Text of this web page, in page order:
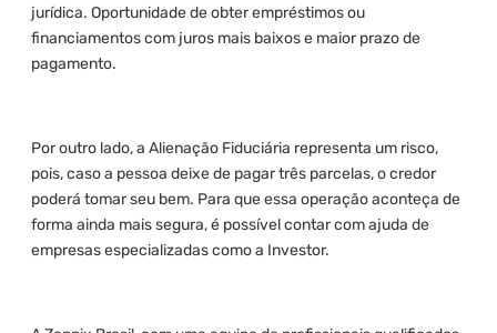
jurídica. Oportunidade de obter empréstimos ou
financiamentos com juros mais baixos e maior prazo de
pagamento.
Por outro lado, a Alienação Fiduciária representa um risco,
pois, caso a pessoa deixe de pagar três parcelas, o credor
poderá tomar seu bem. Para que essa operação aconteça de
forma ainda mais segura, é possível contar com ajuda de
empresas especializadas como a Investor.